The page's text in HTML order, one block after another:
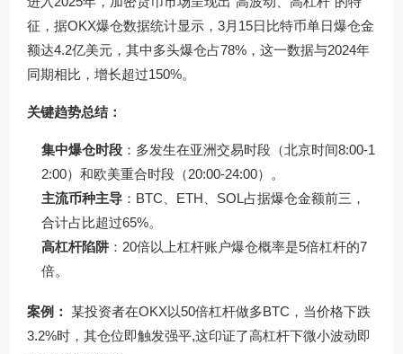
征，据OKX爆仓数据统计显示，3月15日比特币单日爆仓金
额达4.2亿美元，其中多头爆仓占78%，这一数据与2024年
同期相比，增长超过150%。
关键趋势总结：
集中爆仓时段 ：多发生在亚洲交易时段（北京时间8:00-1
2:00）和欧美重合时段（20:00-24:00）。
主流币种主导 ：BTC、ETH、SOL占据爆仓金额前三，
合计占比超过65%。
高杠杆陷阱 ：20倍以上杠杆账户爆仓概率是5倍杠杆的7
倍。
案例： 某投资者在OKX以50倍杠杆做多BTC，当价格下跌
3.2%时，其仓位即触发强平,这印证了高杠杆下微小波动即